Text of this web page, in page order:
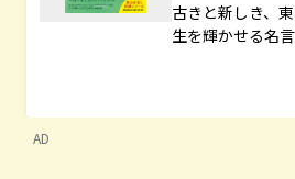
古きと新しき、
生を輝かせる名
AD